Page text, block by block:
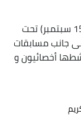
الأسبوع, إحياء اليوم الوطني للإمام (15 سبتمبر) تحت
جانب مسابقات
أخصائيون و